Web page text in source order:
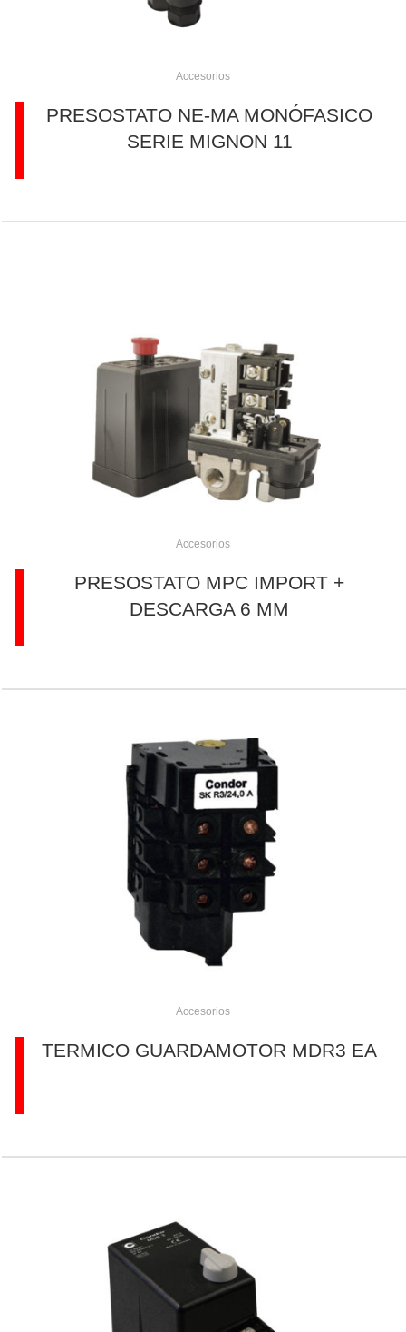
Accesorios
PRESOSTATO NE-MA MONÓFASICO
SERIE MIGNON 11
Accesorios
PRESOSTATO MPC IMPORT +
DESCARGA 6 MM
Accesorios
TERMICO GUARDAMOTOR MDR3 EA